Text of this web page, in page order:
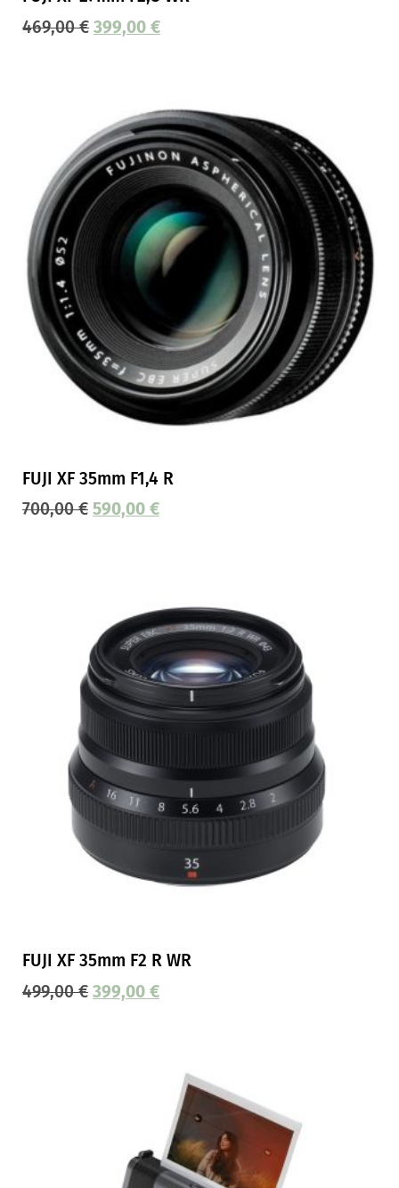
469,00€ 399,00 €
FUJI XF 35mm F1,4 R
700,00€ 590,00 €
FUJI XF 35mm F2 R WR
499,00€ 399,00 €